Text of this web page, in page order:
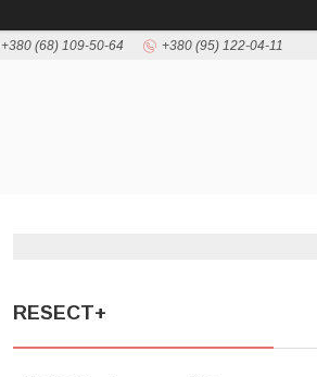
+380 (68) 109-50-64 +380 (95) 122-04-11
RESECT+